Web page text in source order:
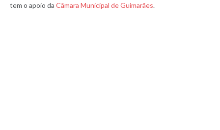
tem o apoio da Câmara Municipal de Guimarães.